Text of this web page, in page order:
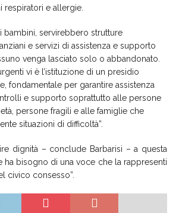
e allergie.
bambini, servirebbero strutture
e servizi di assistenza e supporto
venga lasciato solo o abbandonato.
vi è l’istituzione di un presidio
fondamentale per garantire assistenza
e supporto soprattutto alle persone
persone fragili e alle famiglie che
situazioni di difficoltà”.
dignità – conclude Barbarisi – a questa
ha bisogno di una voce che la rappresenti
civico consesso”.